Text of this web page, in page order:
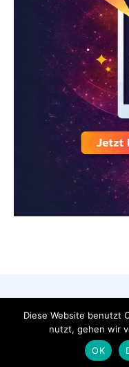
AGB
Impressum
Pressemeldung
Diese Website benutzt
nutzt, gehen wir
OK